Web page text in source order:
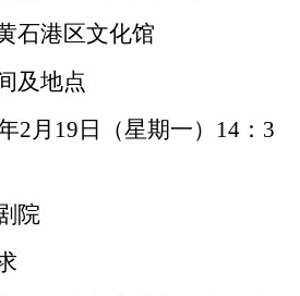
石港区文化馆
及地点
2月 19 日 （星期一） 14：3
院